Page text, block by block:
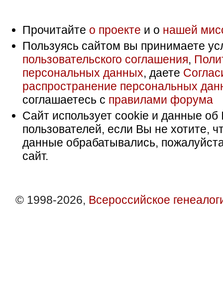
Прочитайте о проекте и о нашей
Пользуясь сайтом вы принимаете
пользовательского соглашения,
персональных данных, даете
распространение персональных
соглашаетесь с правилами форума
Сайт использует cookie и данные об
пользователей, если Вы не хотите,
данные обрабатывались,
сайт.
© 1998-2026, Всероссийское